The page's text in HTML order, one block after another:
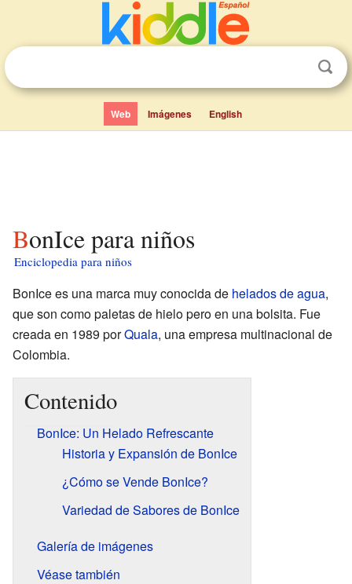
Web Imágenes English
BonIce para niños
Enciclopedia para niños
BonIce es una marca muy conocida de helados de agua,
que son como paletas de hielo pero en una bolsita. Fue
creada en 1989 porQuala, una empresa multinacional de
Colombia.
Contenido
BonIce: Un Helado Refrescante
Historia y Expansión de BonIce
¿Cómo se Vende BonIce?
Variedad de Sabores de BonIce
Galería de imágenes
Véase también